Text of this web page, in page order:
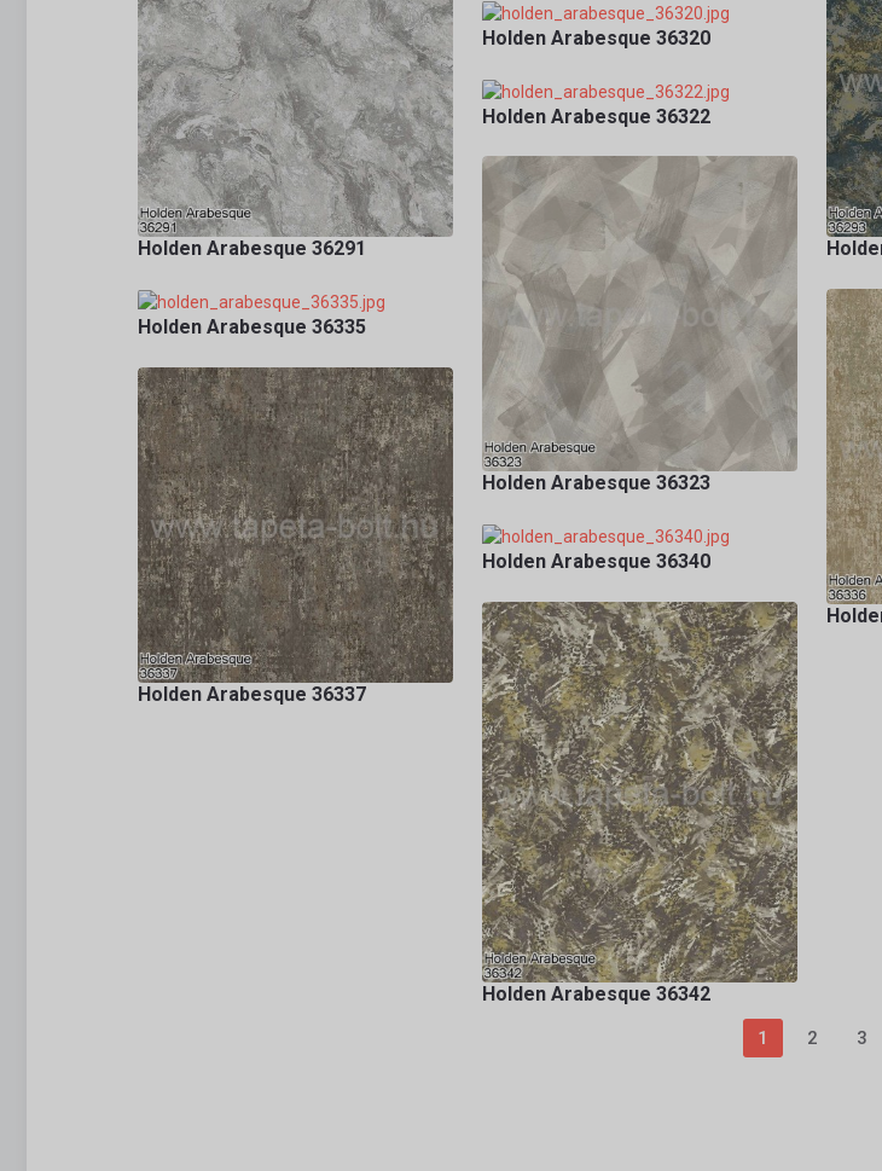
Holden Arabesque 36291
Holden Arabesque 36320
Holden Arabesque 36322
Holden Arabesque 36323
Holden Arabesque 36335
Holden Arabesque 36337
Holden Arabesque 36340
Holden Arabesque 36342
1 2 3